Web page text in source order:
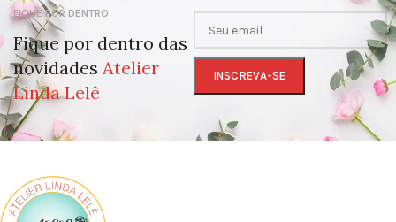
e prático. É uma excelente escolha
para convidar seus amigos e
familiares. E com ele você evita
gastos com frete e impressões.
Para fazer seu pedido, é simples:
preencha o formulário abaixo com
as suas opções de personalização.
Assim que seu pagamento for
confirmado iniciaremos seu
projeto e seu convite será
FIQUE POR DENTRO
Fique por dentro das
novidades Atelier
Linda Lelê